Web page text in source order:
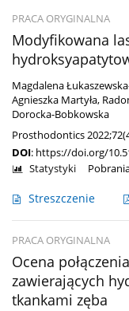
PRACA ORYGINALNA
Modyfikowana
Magdalena
Agnieszka Martyła,
Dorocka-Bobkowska
Prosthodontics
DOI: https://doi.org/
Streszczenie
Statystyki
PRACA ORYGINALNA
Ocena
zawierających
tkankami zęba